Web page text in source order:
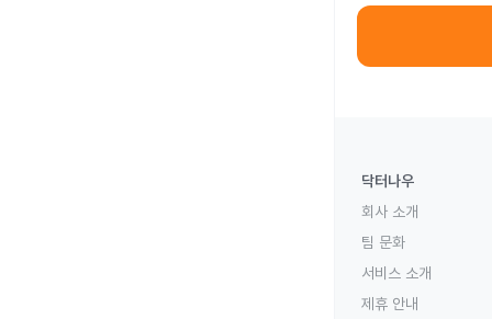
닥터나우
회사 소개
팀 문화
서비스 소개
제휴 안내